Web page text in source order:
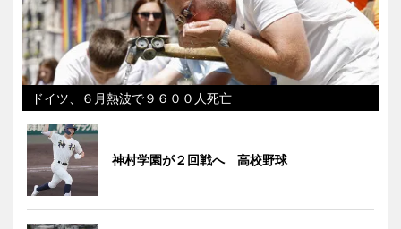
ドイツ、６月熱波で９６００人死亡
神村学園が２回戦へ 高校野球